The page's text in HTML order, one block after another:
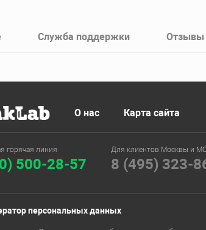
Служба поддержки Отзывы
О нас Карта сайта
горячая линия
500-28-57
Для клиентов Москвы и
8 (495) 323-
персональных данных